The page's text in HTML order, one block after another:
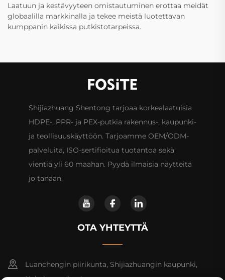
Laatuun ja kestävyyteen omistautuminen erottaa meidät
globaalilla markkinalla ja tekee meistä luotettavan
kumppanin kaikissa putkistotarpeissa.
Shijiazhuang Shentong tarjoaa korkealaatuisia
HDPE-, PPR- ja PEX-putkia rakennus-, kaupunki-
ja teollisuuskäyttöön. Tarjoamme OEM/ODM-
palveluita, ISO-sertifioitua tuotantoa sekä
vientiä yli 60 maahan. Pyydä ilmaisia näytteitä
jo tänään.
OTA YHTEYTTÄ
Luanchengin piirikunta, Shijiazhuangin kaupunki,